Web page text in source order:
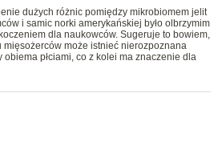
dużych różnic pomiędzy mikrobiomem jelit
i samic norki amerykańskiej było olbrzymim
dla naukowców. Sugeruje to bowiem,
mięsożerców może istnieć nierozpoznana
płciami, co z kolei ma znaczenie dla